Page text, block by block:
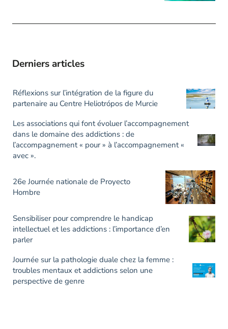
Derniers articles
Réflexions sur l’intégration de la figure du
partenaire au Centre Heliotrópos de Murcie
Les associations qui font évoluer l’accompagnement
dans le domaine des addictions : de
l’accompagnement « pour » à l’accompagnement «
avec ».
26e Journée nationale de Proyecto
Hombre
Sensibiliser pour comprendre le handicap
intellectuel et les addictions : l’importance d’en
parler
Journée sur la pathologie duale chez la femme :
troubles mentaux et addictions selon une
perspective de genre